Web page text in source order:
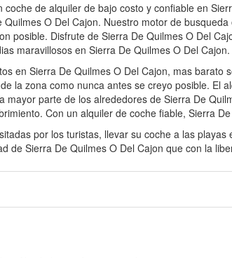
de alquiler de bajo costo y confiable en
O Del Cajon. Nuestro motor de
posible. Disfrute de Sierra De Quilmes O Del
maravillosos en Sierra De Quilmes O Del Cajon.
en Sierra De Quilmes O Del Cajon, mas
la zona como nunca antes se creyo posible. El
parte de los alrededores de Sierra De
Con un alquiler de coche fiable, Sierra
por los turistas, llevar su coche a las
de Sierra De Quilmes O Del Cajon que con la